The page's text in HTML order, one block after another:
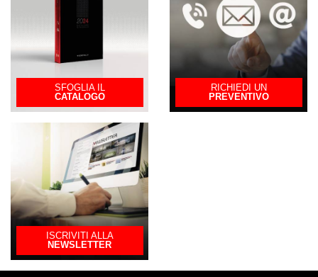
SFOGLIA IL
CATALOGO
RICHIEDI UN
PREVENTIVO
ISCRIVITI ALLA
NEWSLETTER